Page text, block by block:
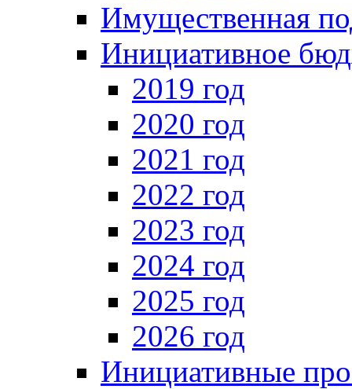
Имущественная
Инициативное
2019 год
2020 год
2021 год
2022 год
2023 год
2024 год
2025 год
2026 год
Инициативные